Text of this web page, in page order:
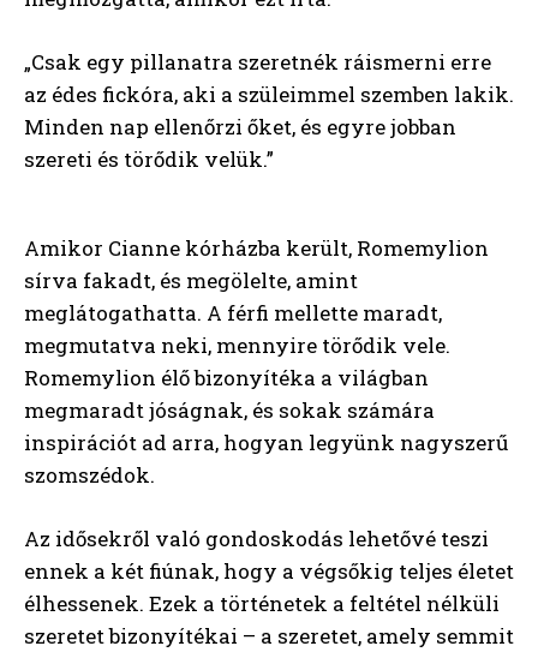
„Csak egy pillanatra szeretnék ráismerni erre
az édes fickóra, aki a szüleimmel szemben lakik.
Minden nap ellenőrzi őket, és egyre jobban
szereti és törődik velük.”
Amikor Cianne kórházba került, Romemylion
sírva fakadt, és megölelte, amint
meglátogathatta. A férfi mellette maradt,
megmutatva neki, mennyire törődik vele.
Romemylion élő bizonyítéka a világban
megmaradt jóságnak, és sokak számára
inspirációt ad arra, hogyan legyünk nagyszerű
szomszédok.
Az idősekről való gondoskodás lehetővé teszi
ennek a két fiúnak, hogy a végsőkig teljes életet
élhessenek. Ezek a történetek a feltétel nélküli
szeretet bizonyítékai – a szeretet, amely semmit